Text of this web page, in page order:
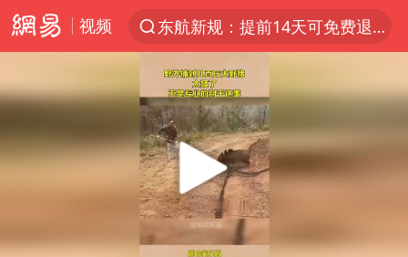
视频
东航新规：提前14天可免费退改签
台风白海豚加强
刘国正说向鹏打得很窝囊